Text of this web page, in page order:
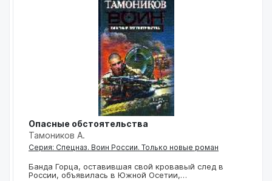
Опасные обстоятельства
Тамоников А.
Серия: Спецназ. Воин России. Только новые роман
Банда Горца, оставившая свой кровавый след в
России, объявилась в Южной Осетии,…